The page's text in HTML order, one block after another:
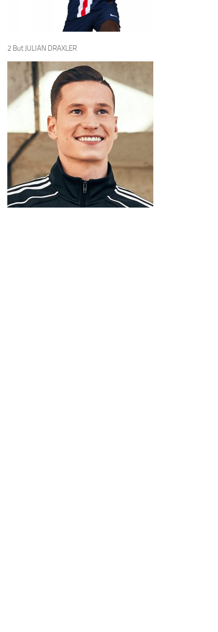
2 But JULIAN DRAXLER